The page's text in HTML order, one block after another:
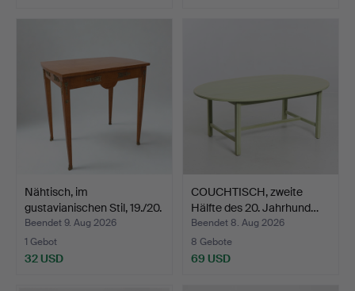
Nähtisch, im
gustavianischen Stil, 19./20.
…
Beendet 9. Aug 2026
1 Gebot
32 USD
COUCHTISCH, zweite
Hälfte des 20. Jahrhund…
Beendet 8. Aug 2026
8 Gebote
69 USD